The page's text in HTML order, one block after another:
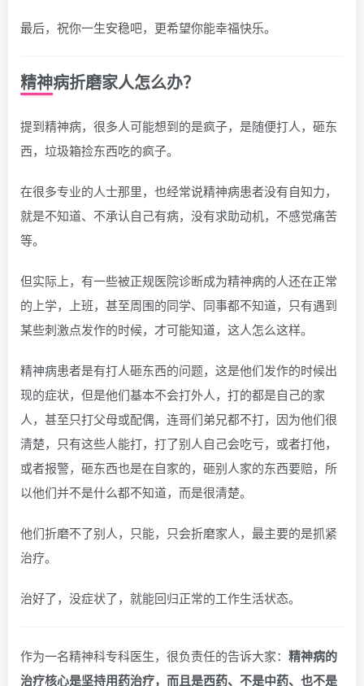
最后，祝你一生安稳吧，更希望你能幸福快乐。
精神病折磨家人怎么办？
提到精神病，很多人可能想到的是疯子，是随便打人，砸东
西，垃圾箱捡东西吃的疯子。
在很多专业的人士那里，也经常说精神病患者没有自知力，
就是不知道、不承认自己有病，没有求助动机，不感觉痛苦
等。
但实际上，有一些被正规医院诊断成为精神病的人还在正常
的上学，上班，甚至周围的同学、同事都不知道，只有遇到
某些刺激点发作的时候，才可能知道，这人怎么这样。
精神病患者是有打人砸东西的问题，这是他们发作的时候出
现的症状，但是他们基本不会打外人，打的都是自己的家
人，甚至只打父母或配偶，连哥们弟兄都不打，因为他们很
清楚，只有这些人能打，打了别人自己会吃亏，或者打他，
或者报警，砸东西也是在自家的，砸别人家的东西要赔，所
以他们并不是什么都不知道，而是很清楚。
他们折磨不了别人，只能，只会折磨家人，最主要的是抓紧
治疗。
治好了，没症状了，就能回归正常的工作生活状态。
作为一名精神科专科医生，很负责任的告诉大家： 精神病的
治疗核心是坚持用药治疗，而且是西药、不是中药、也不是